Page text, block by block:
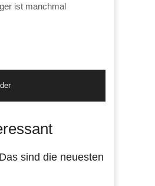
ist manchmal
sind die neuesten